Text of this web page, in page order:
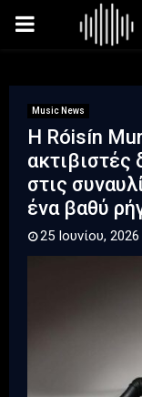
PRIMARY
Music News
Η Róisín
ακτιβιστές
στις
ένα βαθύ
25 Ιουνίου, 2026